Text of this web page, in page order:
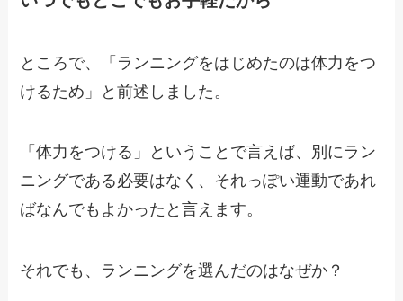
ところで、「ランニングをはじめたのは体力をつ
けるため」と前述しました。
「体力をつける」ということで言えば、別にラン
ニングである必要はなく、それっぽい運動であれ
ばなんでもよかったと言えます。
それでも、ランニングを選んだのはなぜか？